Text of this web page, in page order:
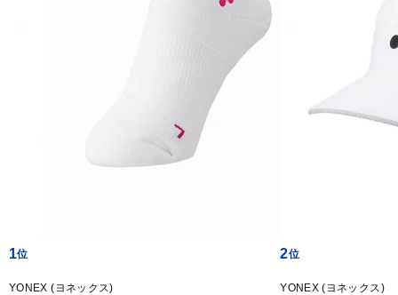
1
YONEX (ヨネックス)
2
YONEX (ヨネックス)